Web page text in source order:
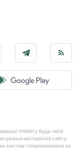
УНІАН у будь-якій
матеріалів сайту
систем гіперпосилання на